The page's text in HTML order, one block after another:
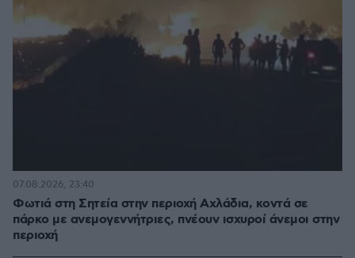
Φωτιά στη Σητεία στην περιοχή Αχλάδια, κοντά σε
πάρκο με ανεμογεννήτριες, πνέουν ισχυροί άνεμοι στην
περιοχή
07.08.2026, 23:40